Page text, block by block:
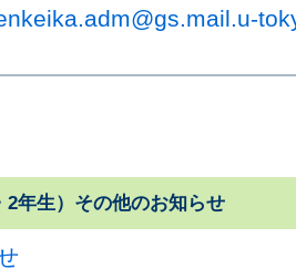
2年生）その他のお知らせ